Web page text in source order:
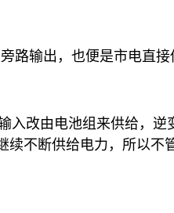
输出，也便是市电直接
入改由电池组来供给，
不断供给电力，所以